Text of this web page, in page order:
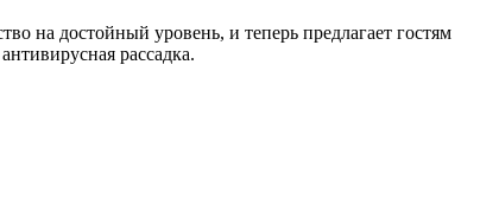
на достойный уровень, и теперь предлагает гостям
рассадка.